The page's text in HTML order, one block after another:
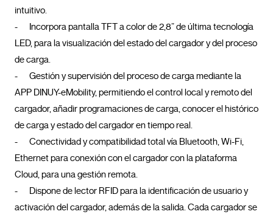
intuitivo.
-	Incorpora pantalla TFT a color de 2,8” de última tecnología
LED, para la visualización del estado del cargador y del proceso
de carga.
-	Gestión y supervisión del proceso de carga mediante la
APP DINUY-eMobility, permitiendo el control local y remoto del
cargador, añadir programaciones de carga, conocer el histórico
de carga y estado del cargador en tiempo real.
-	Conectividad y compatibilidad total vía Bluetooth, Wi-Fi,
Ethernet para conexión con el cargador con la plataforma
Cloud, para una gestión remota.
-	Dispone de lector RFID para la identificación de usuario y
activación del cargador, además de la salida. Cada cargador se